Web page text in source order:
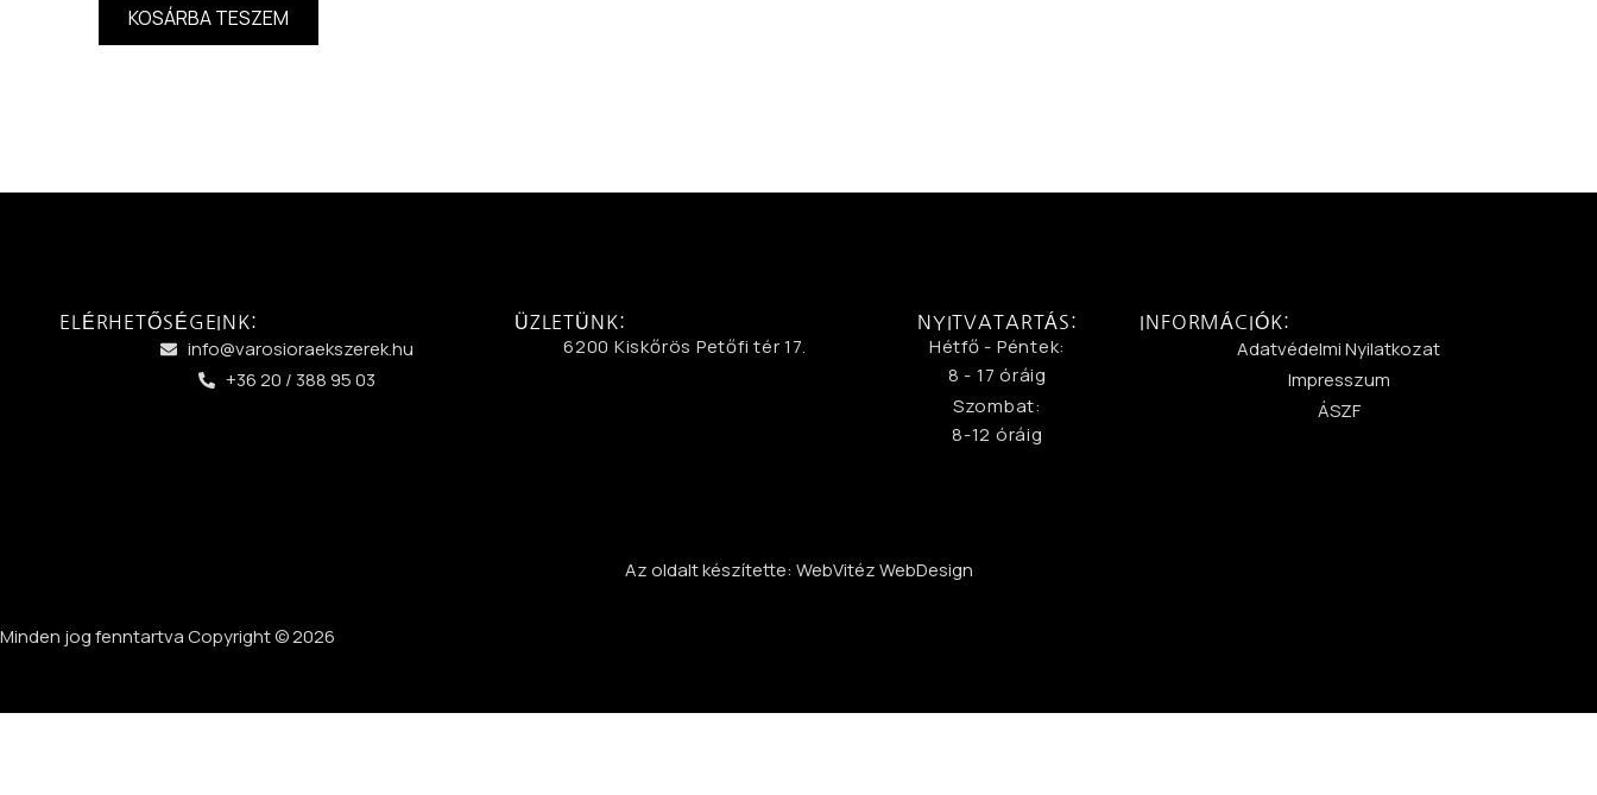
KOSÁRBA TESZEM
ELÉRHETŐSÉGEINK:
info@varosioraekszerek.hu
+36 20 / 388 95 03
ÜZLETÜNK:
6200 Kiskőrös Petőfi tér 17.
NYITVATARTÁS:
Hétfő - Péntek:
8 - 17 óráig
Szombat:
8-12 óráig
INFORMÁCIÓK:
Adatvédelmi Nyilatkozat
Impresszum
ÁSZF
Az oldalt készítette: WebVitéz WebDesign
Minden jog fenntartva Copyright © 2026